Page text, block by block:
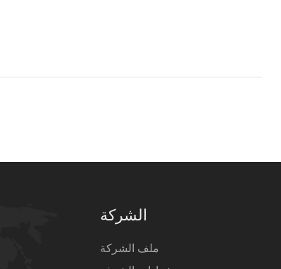
الشركة
ملف الشركة